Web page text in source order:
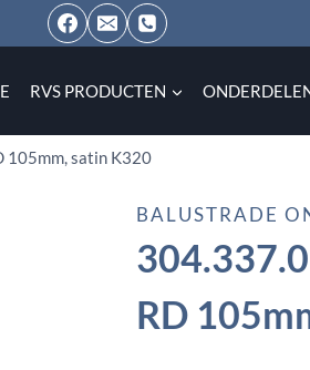
RVS PRODUCTEN
105mm, satin K320
BALUSTRADE
RD